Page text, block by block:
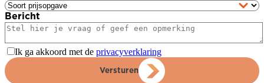
Bericht
Ik ga akkoord met de privacyverklaring
Versturen